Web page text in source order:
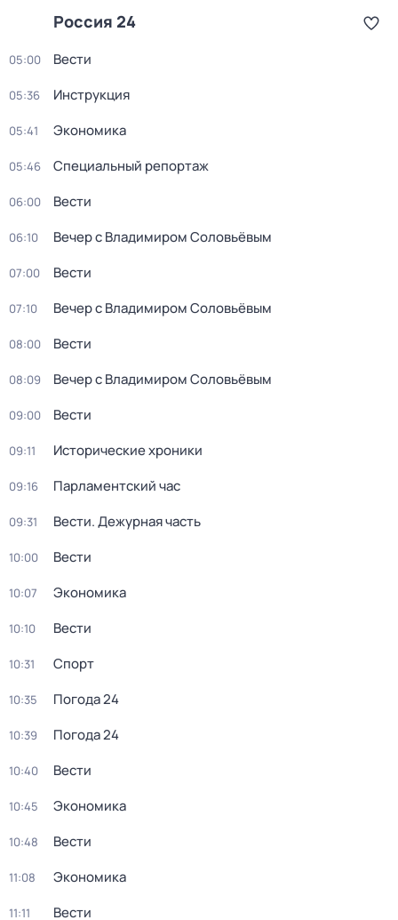
Россия 24
05:00 Вести
05:36 Инструкция
05:41 Экономика
05:46 Специальный репортаж
06:00 Вести
06:10 Вечер с Владимиром Соловьёвым
07:00 Вести
07:10 Вечер с Владимиром Соловьёвым
08:00 Вести
08:09 Вечер с Владимиром Соловьёвым
09:00 Вести
09:11 Исторические хроники
09:16 Парламентский час
09:31 Вести. Дежурная часть
10:00 Вести
10:07 Экономика
10:10 Вести
10:31 Спорт
10:35 Погода 24
10:39 Погода 24
10:40 Вести
10:45 Экономика
10:48 Вести
11:08 Экономика
11:11 Вести